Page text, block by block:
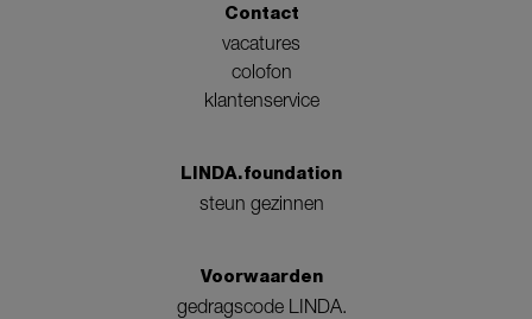
Contact
vacatures
colofon
klantenservice
LINDA.foundation
steun gezinnen
Voorwaarden
gedragscode LINDA.